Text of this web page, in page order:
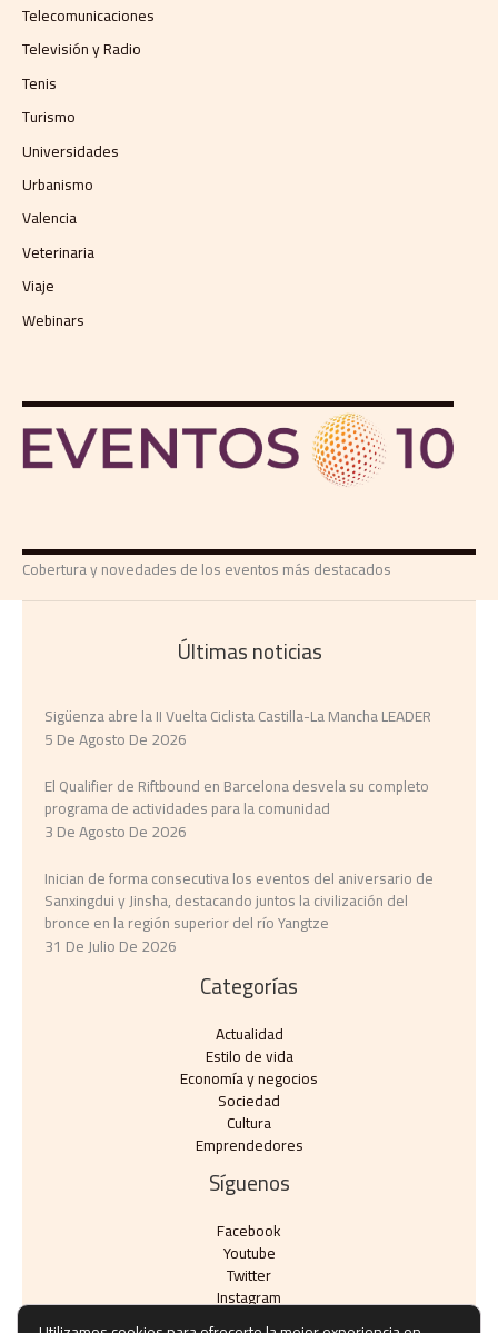
Telecomunicaciones
Televisión y Radio
Tenis
Turismo
Universidades
Urbanismo
Valencia
Veterinaria
Viaje
Webinars
Cobertura y novedades de los eventos más destacados
Últimas noticias
Sigüenza abre la II Vuelta Ciclista Castilla-La Mancha LEADER
5 De Agosto De 2026
El Qualifier de Riftbound en Barcelona desvela su completo
programa de actividades para la comunidad
3 De Agosto De 2026
Inician de forma consecutiva los eventos del aniversario de
Sanxingdui y Jinsha, destacando juntos la civilización del
bronce en la región superior del río Yangtze
31 De Julio De 2026
Categorías
Actualidad
Estilo de vida
Economía y negocios​
Sociedad
Cultura
Emprendedores
Síguenos
Facebook
Youtube
Twitter
Instagram